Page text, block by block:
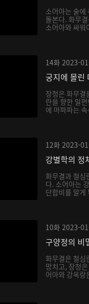
소어아는 술에
돌본다. 화무
소어아와 싸워
14화 2023-
궁지에 몰린
장청은 화무결
란을 향한 일
에 마파파는
12화 2023-
강별학의 정
화무결과 철심
다. 소어아는
단합비를 알게
10화 2023-
구양정의 비
화무결은 철심
망치고, 장청
어아와 강옥랑